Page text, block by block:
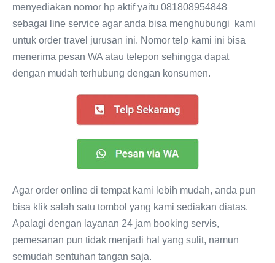
menyediakan nomor hp aktif yaitu 081808954848
sebagai line service agar anda bisa menghubungi kami
untuk order travel jurusan ini. Nomor telp kami ini bisa
menerima pesan WA atau telepon sehingga dapat
dengan mudah terhubung dengan konsumen.
Agar order online di tempat kami lebih mudah, anda pun
bisa klik salah satu tombol yang kami sediakan diatas.
Apalagi dengan layanan 24 jam booking servis,
pemesanan pun tidak menjadi hal yang sulit, namun
semudah sentuhan tangan saja.